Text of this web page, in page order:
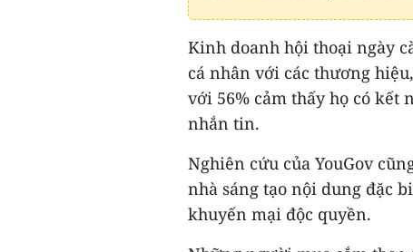
Kinh doanh hội thoại ngày
cá nhân với các thương
với 56% cảm thấy họ có kết
nhắn tin.
Nghiên cứu của YouGov
nhà sáng tạo nội dung đặc
khuyến mại độc quyền.